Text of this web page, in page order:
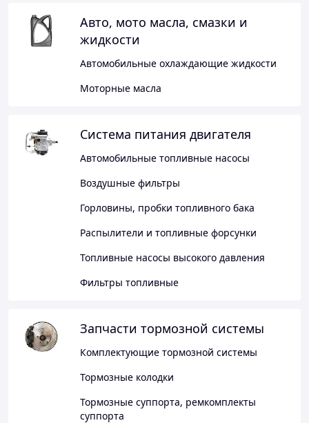
Авто, мото масла, смазки и
жидкости
Автомобильные охлаждающие жидкости
Моторные масла
Система питания двигателя
Автомобильные топливные насосы
Воздушные фильтры
Горловины, пробки топливного бака
Распылители и топливные форсунки
Топливные насосы высокого давления
Фильтры топливные
Запчасти тормозной системы
Комплектующие тормозной системы
Тормозные колодки
Тормозные суппорта, ремкомплекты
суппорта